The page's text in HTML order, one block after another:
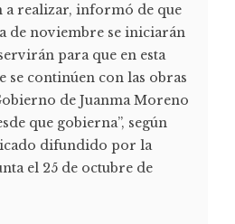
a realizar, informó de que
de noviembre se iniciarán
para que en esta
se continúen con las obras
de Juanma Moreno
que gobierna”, según
difundido por la
el 25 de octubre de